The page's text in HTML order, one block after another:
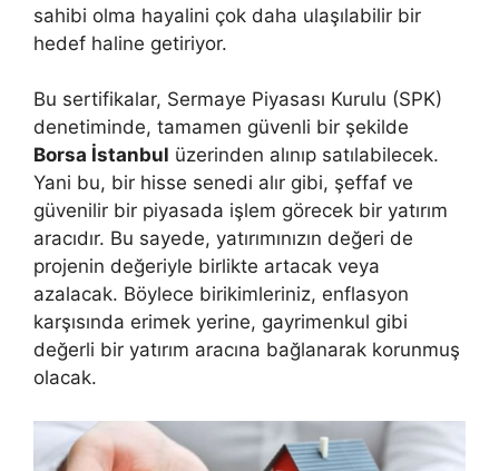
sahibi olma hayalini çok daha ulaşılabilir bir
hedef haline getiriyor.
Bu sertifikalar, Sermaye Piyasası Kurulu (SPK)
denetiminde, tamamen güvenli bir şekilde
Borsa İstanbul üzerinden alınıp satılabilecek.
Yani bu, bir hisse senedi alır gibi, şeffaf ve
güvenilir bir piyasada işlem görecek bir yatırım
aracıdır. Bu sayede, yatırımınızın değeri de
projenin değeriyle birlikte artacak veya
azalacak. Böylece birikimleriniz, enflasyon
karşısında erimek yerine, gayrimenkul gibi
değerli bir yatırım aracına bağlanarak korunmuş
olacak.